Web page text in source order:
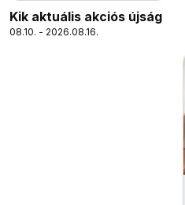
Kik aktuális akciós újság
08.10. - 2026.08.16.